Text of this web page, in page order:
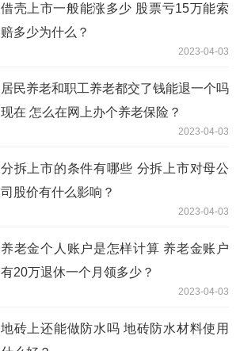
借壳上市一般能涨多少 股票亏15万能索
赔多少为什么？
2023-04-03
居民养老和职工养老都交了钱能退一个吗
现在 怎么在网上办个养老保险？
2023-04-03
分拆上市的条件有哪些 分拆上市对母公
司股价有什么影响？
2023-04-03
养老金个人账户是怎样计算 养老金账户
有20万退休一个月领多少？
2023-04-03
地砖上还能做防水吗 地砖防水材料使用